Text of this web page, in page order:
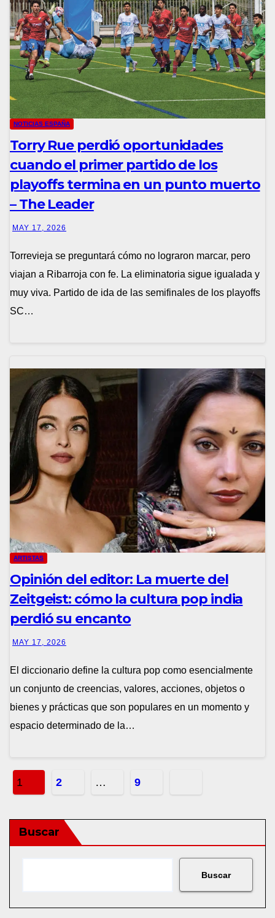
NOTICIAS ESPAÑA
Torry Rue perdió oportunidades
cuando el primer partido de los
playoffs termina en un punto muerto
– The Leader
MAY 17, 2026
Torrevieja se preguntará cómo no lograron marcar, pero
viajan a Ribarroja con fe. La eliminatoria sigue igualada y
muy viva. Partido de ida de las semifinales de los playoffs
SC…
ARTISTAS
Opinión del editor: La muerte del
Zeitgeist: cómo la cultura pop india
perdió su encanto
MAY 17, 2026
El diccionario define la cultura pop como esencialmente
un conjunto de creencias, valores, acciones, objetos o
bienes y prácticas que son populares en un momento y
espacio determinado de la…
Posts
1 2 … 9
Buscar
Buscar